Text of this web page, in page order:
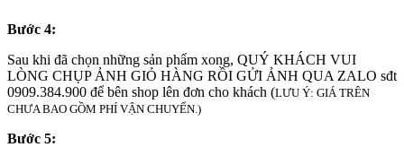
Bước 4:
Sau khi đã chọn những sản phẩm xong, QUÝ KHÁCH VUI
LÒNG CHỤP ẢNH GIỎ HÀNG RỒI GỬI ẢNH QUA ZALO sđt
0909.384.900 để bên shop lên đơn cho khách (LƯU Ý: GIÁ TRÊN
CHƯA BAO GỒM PHÍ VẬN CHUYỂN.)
Bước 5: